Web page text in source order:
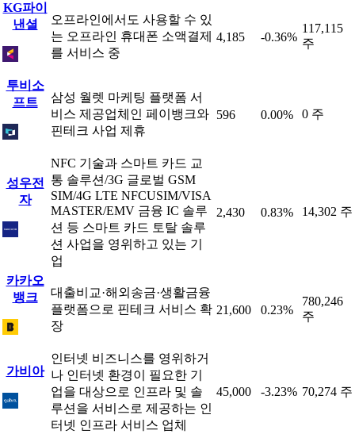
KG파이
낸셜
오프라인에서도 사용할 수 있
는 오프라인 휴대폰 소액결제
를 서비스 중
4,185 -0.36%
117,115
주
투비소
프트
삼성 월렛 마케팅 플랫폼 서
비스 제공업체인 페이뱅크와
핀테크 사업 제휴
596 0.00% 0 주
성우전
자
NFC 기술과 스마트 카드 교
통 솔루션/3G 글로벌 GSM
SIM/4G LTE NFCUSIM/VISA
MASTER/EMV 금융 IC 솔루
션 등 스마트 카드 토탈 솔루
션 사업을 영위하고 있는 기
업
2,430 0.83% 14,302 주
카카오
뱅크
대출비교·해외송금·생활금융
플랫폼으로 핀테크 서비스 확
장
21,600 0.23%
780,246
주
가비아
인터넷 비즈니스를 영위하거
나 인터넷 환경이 필요한 기
업을 대상으로 인프라 및 솔
루션을 서비스로 제공하는 인
터넷 인프라 서비스 업체
45,000 -3.23% 70,274 주